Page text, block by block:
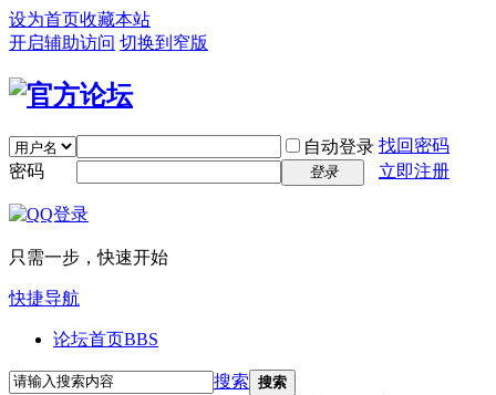
设为首页收藏本站
开启辅助访问 切换到窄版
自动登录 找回密码
密码
登录 立即注册
只需一步，快速开始
快捷导航
论坛首页BBS
搜索 搜索